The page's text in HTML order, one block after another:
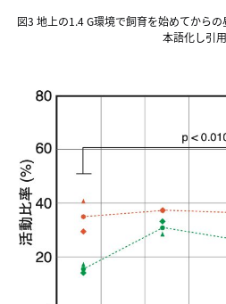
図3 地上の1.4 G環境で飼育を始めてから
本語化し引用